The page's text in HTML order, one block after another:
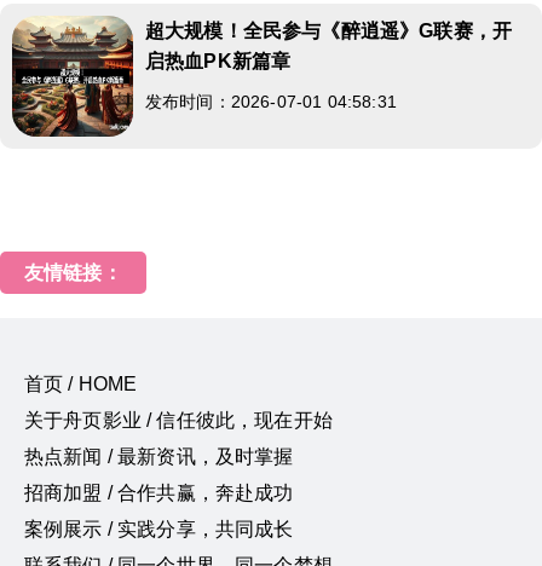
超大规模！全民参与《醉逍遥》G联赛，开
启热血PK新篇章
发布时间：2026-07-01 04:58:31
友情链接：
首页 / HOME
关于舟页影业 / 信任彼此，现在开始
热点新闻 / 最新资讯，及时掌握
招商加盟 / 合作共赢，奔赴成功
案例展示 / 实践分享，共同成长